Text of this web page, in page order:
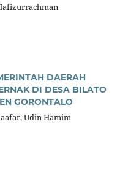
DAERAH
DI DESA BILATO
GORONTALO
Udin Hamim